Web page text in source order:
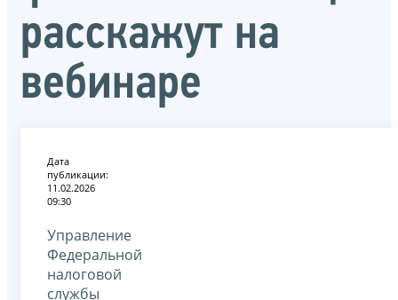
расскажут на
вебинаре
Дата
публикации:
11.02.2026
09:30
Управление
Федеральной
налоговой
службы